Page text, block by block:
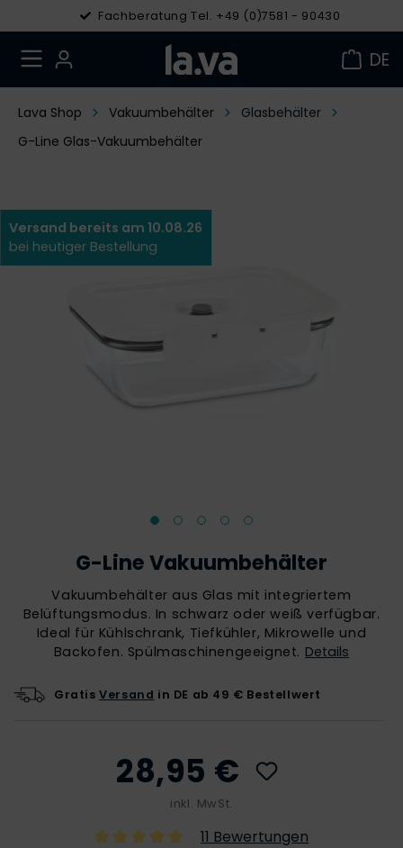
Fachberatung Tel. +49 (0)7581 - 90430
DE
Lava Shop Vakuumbehälter
Glasbehälter
G-Line Glas-Vakuumbehälter
Versand bereits am 10.08.26
bei heutiger Bestellung
G-Line Vakuumbehälter
Vakuumbehälter aus Glas mit integriertem
Belüftungsmodus. In schwarz oder weiß verfügbar.
Ideal für Kühlschrank, Tiefkühler, Mikrowelle und
Backofen. Spülmaschinengeeignet. Details
GratisVersand in DE ab 49 € Bestellwert
28,95 €
inkl. MwSt.
11 Bewertungen